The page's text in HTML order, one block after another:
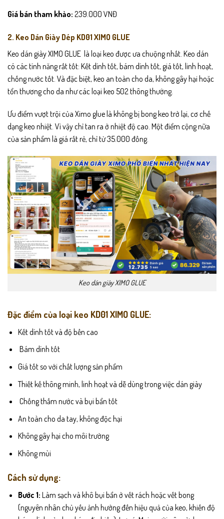
Giá bán tham khảo: 239.000 VNĐ
2. Keo Dán Giày Dép KD01 XIMO GLUE
Keo dán giày XIMO GLUE là loại keo được ưa chuộng nhất. Keo dán
có các tính năng rất tốt: Kết dính tốt, bám dính tốt, giá tốt, linh hoạt,
chống nước tốt. Và đặc biệt, keo an toàn cho da, không gây hại hoặc
tổn thương cho da như các loại keo 502 thông thường.
Ưu điểm vượt trội của Ximo glue là không bị bong keo trở lại, cơ chế
dạng keo nhiệt. Vì vậy chỉ tan ra ở nhiệt độ cao. Một điểm cộng nữa
của sản phẩm là giá rất rẻ, chỉ từ 35.000 đồng.
Keo dán giày XIMO GLUE
Đặc điểm của loại keo KD01 XIMO GLUE:
Kết dính tốt và độ bền cao
Bám dính tốt
Giá tốt so với chất lượng sản phẩm
Thiết kế thông minh, linh hoạt và dễ dùng trong việc dán giày
Chống thấm nước và bụi bẩn tốt
An toàn cho da tay, không độc hại
Không gây hại cho môi trường
Không mùi
Cách sử dụng:
Bước 1: Làm sạch và khô bụi bẩn ở vết rách hoặc vết bong
(nguyên nhân chủ yếu ảnh hưởng đến hiệu quả của keo, khiến độ